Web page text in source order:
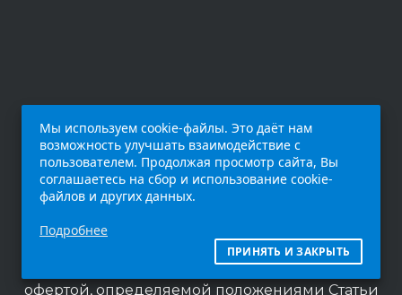
интернет-сайт (
исключительно информационный характер и
ни при каких условиях не является публичной
офертой, определяемой положениями Статьи
Мы используем cookie-файлы. Это даёт нам
возможность улучшать взаимодействие с
пользователем. Продолжая просмотр сайта, Вы
соглашаетесь на сбор и использование cookie-
файлов и других данных.
Подробнее
ПРИНЯТЬ И ЗАКРЫТЬ